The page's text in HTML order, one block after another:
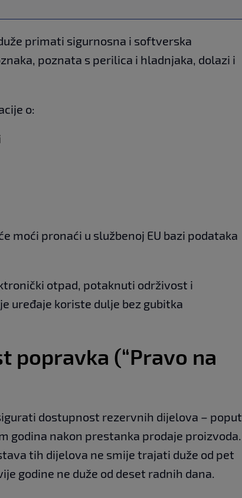
primati sigurnosna i softverska
poznata s perilica i hladnjaka, dolazi i
o:
moći pronaći u službenoj EU bazi podataka
otpad, potaknuti održivost i
uređaje koriste dulje bez gubitka
popravka (“Pravo na
dostupnost rezervnih dijelova – poput
godina nakon prestanka prodaje proizvoda.
tih dijelova ne smije trajati duže od pet
godine ne duže od deset radnih dana.